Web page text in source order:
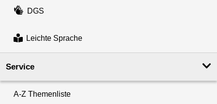
DGS
Leichte Sprache
Service
A-Z Themenliste